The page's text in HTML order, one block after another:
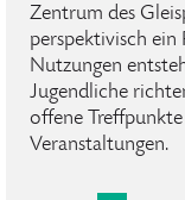
Zentrum des
perspektivisch
Nutzungen
Jugendliche
offene
Veranstaltungen.